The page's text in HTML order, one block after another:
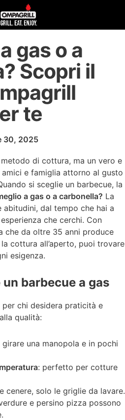
gas o a
Scopri il
te
30, 2025
di cottura, ma un vero e
e famiglia attorno al gusto
si sceglie un barbecue, la
a gas o a carbonella? La
dal tempo che hai a
che cerchi. Con
che da oltre 35 anni produce
cottura all’aperto, puoi trovare
esigenza.
barbecue a gas
per chi desidera praticità e
qualità:
girare una manopola e in pochi
: perfetto per cotture
cenere, solo le griglie da lavare.
e persino pizza possono